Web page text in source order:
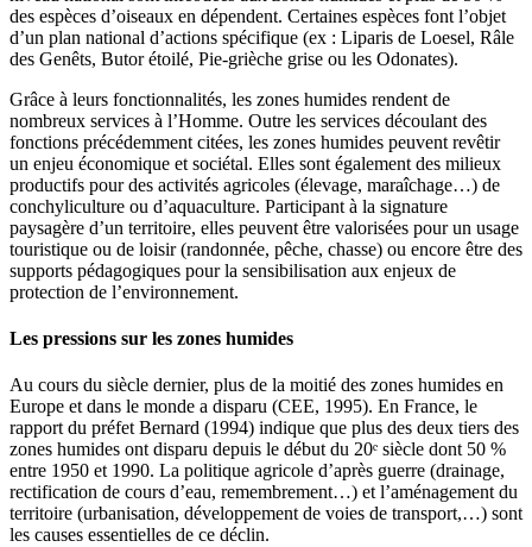
des espèces d’oiseaux en dépendent. Certaines espèces font l’objet
d’un plan national d’actions spécifique (ex : Liparis de Loesel, Râle
des Genêts, Butor étoilé, Pie-grièche grise ou les Odonates).
Grâce à leurs fonctionnalités, les zones humides rendent de
nombreux services à l’Homme. Outre les services découlant des
fonctions précédemment citées, les zones humides peuvent revêtir
un enjeu économique et sociétal. Elles sont également des milieux
productifs pour des activités agricoles (élevage, maraîchage…) de
conchyliculture ou d’aquaculture. Participant à la signature
paysagère d’un territoire, elles peuvent être valorisées pour un usage
touristique ou de loisir (randonnée, pêche, chasse) ou encore être des
supports pédagogiques pour la sensibilisation aux enjeux de
protection de l’environnement.
Les pressions sur les zones humides
Au cours du siècle dernier, plus de la moitié des zones humides en
Europe et dans le monde a disparu (CEE, 1995). En France, le
rapport du préfet Bernard (1994) indique que plus des deux tiers des
zones humides ont disparu depuis le début du 20ᵉ siècle dont 50 %
entre 1950 et 1990. La politique agricole d’après guerre (drainage,
rectification de cours d’eau, remembrement…) et l’aménagement du
territoire (urbanisation, développement de voies de transport,…) sont
les causes essentielles de ce déclin.